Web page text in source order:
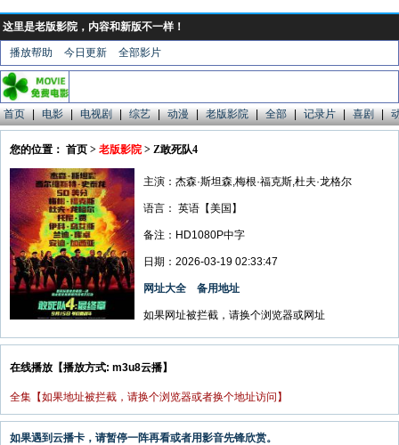
这里是老版影院，内容和新版不一样！
播放帮助 今日更新 全部影片
首页 | 电影 | 电视剧 | 综艺 | 动漫 | 老版影院 | 全部 | 记录片 | 喜剧 |
您的位置： 首页 > 老版影院 > Z敢死队4
主演：杰森·斯坦森,梅根·福克斯,杜夫·龙格尔
语言： 英语【美国】
备注：HD1080P中字
日期：2026-03-19 02:33:47
网址大全 备用地址
如果网址被拦截，请换个浏览器或网址
在线播放【播放方式: m3u8云播】
全集【如果地址被拦截，请换个浏览器或者换个地址访问】
如果遇到云播卡，请暂停一阵再看或者用影音先锋欣赏。